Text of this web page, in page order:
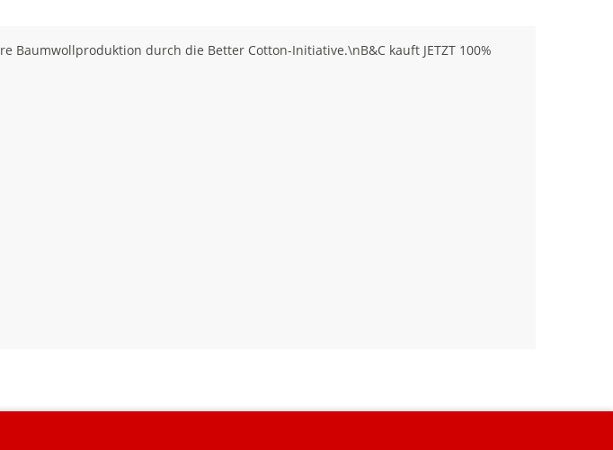
durch die Better Cotton-Initiative.\nB&C kauft JETZT 100%